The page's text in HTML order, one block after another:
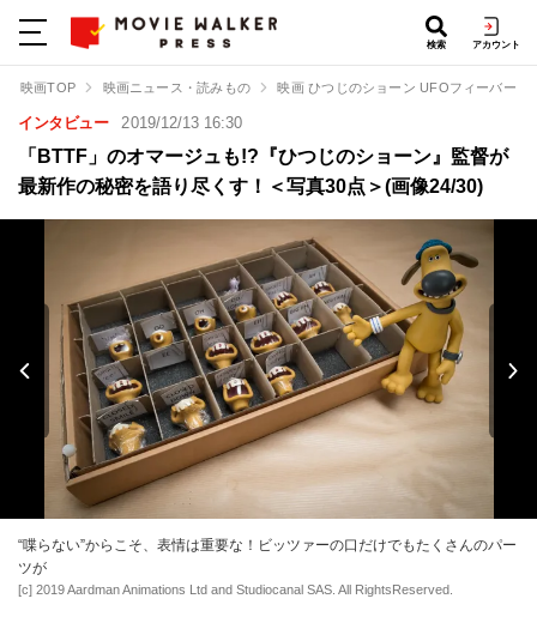
検索 アカウント
映画TOP 映画ニュース・読みもの 映画 ひつじのショーン UFOフィーバー！
インタビュー 2019/12/13 16:30
「BTTF」のオマージュも!?『ひつじのショーン』監督が
最新作の秘密を語り尽くす！＜写真30点＞(画像24/30)
“喋らない”からこそ、表情は重要な！ビッツァーの口だけでもたくさんのパー
ツが
[c] 2019 Aardman Animations Ltd and Studiocanal SAS. All RightsReserved.